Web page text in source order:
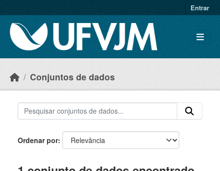
Entrar
Conjuntos de dados
Ordenar por